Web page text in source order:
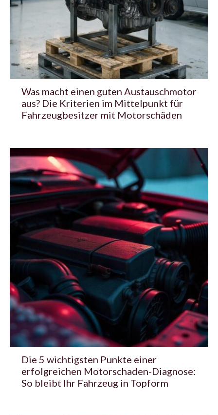
Was macht einen guten Austauschmotor
aus? Die Kriterien im Mittelpunkt für
Fahrzeugbesitzer mit Motorschäden
Die 5 wichtigsten Punkte einer
erfolgreichen Motorschaden-Diagnose:
So bleibt Ihr Fahrzeug in Topform